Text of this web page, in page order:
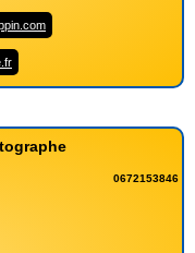
0672153846